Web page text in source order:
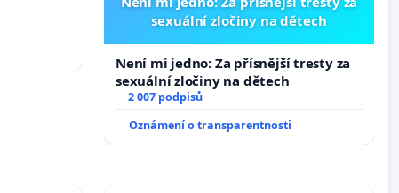
sexuální zločiny na dětech
Není mi jedno: Za přísnější tresty za
sexuální zločiny na dětech
2 007 podpisů
Oznámení o transparentnosti